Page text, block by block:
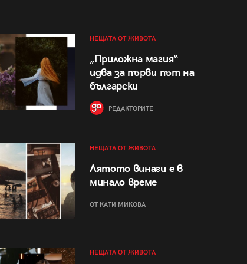
НЕЩАТА ОТ ЖИВОТА
„Приложна магия“
идва за първи път на
български
РЕДАКТОРИТЕ
НЕЩАТА ОТ ЖИВОТА
Лятото винаги е в
минало време
ОТ КАТИ МИКОВА
НЕЩАТА ОТ ЖИВОТА